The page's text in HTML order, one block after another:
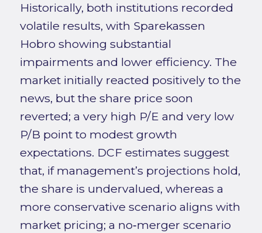
Historically, both institutions recorded
volatile results, with Sparekassen
Hobro showing substantial
impairments and lower efficiency. The
market initially reacted positively to the
news, but the share price soon
reverted; a very high P/E and very low
P/B point to modest growth
expectations. DCF estimates suggest
that, if management’s projections hold,
the share is undervalued, whereas a
more conservative scenario aligns with
market pricing; a no‑merger scenario